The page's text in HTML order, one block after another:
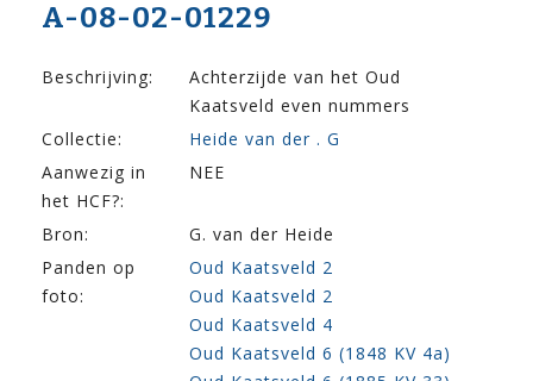
A-08-02-01229
Beschrijving:
Achterzijde van het Oud
Kaatsveld even nummers
Collectie:
Heide van der . G
Aanwezig in
het HCF?:
NEE
Bron:
G. van der Heide
Panden op
foto:
Oud Kaatsveld 2
Oud Kaatsveld 2
Oud Kaatsveld 4
Oud Kaatsveld 6 (1848 KV 4a)